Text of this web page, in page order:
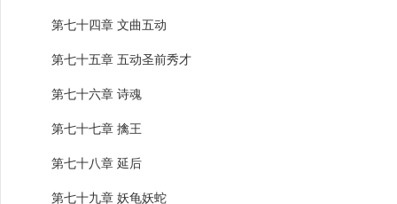
第七十四章 文曲五动
第七十五章 五动圣前秀才
第七十六章 诗魂
第七十七章 擒王
第七十八章 延后
第七十九章 妖龟妖蛇